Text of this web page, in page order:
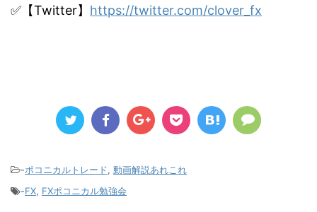
✅【Twitter】 https://twitter.com/clover_fx
-ポコニカルトレード, 動画解説あれこれ
-FX, FXポコニカル勉強会